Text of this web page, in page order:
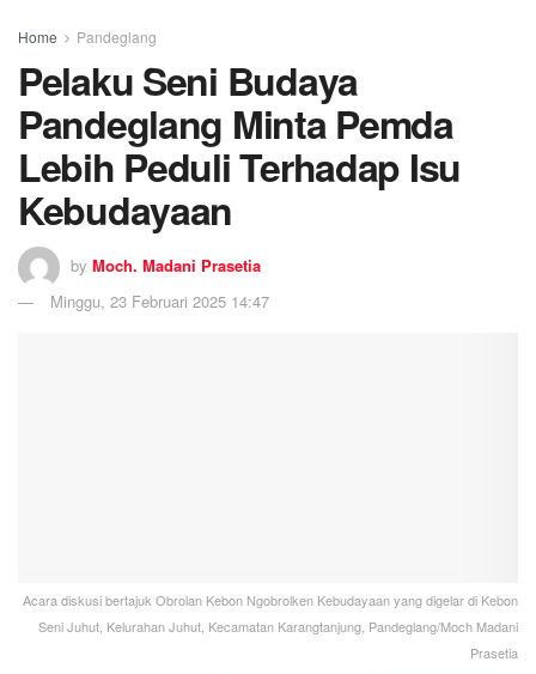
Home Pandeglang
Pelaku Seni Budaya
Pandeglang Minta Pemda
Lebih Peduli Terhadap Isu
Kebudayaan
by Moch. Madani Prasetia
Minggu, 23 Februari 2025 14:47
Acara diskusi bertajuk Obrolan Kebon Ngobrolken Kebudayaan yang digelar di Kebon
Seni Juhut, Kelurahan Juhut, Kecamatan Karangtanjung, Pandeglang/Moch Madani
Prasetia